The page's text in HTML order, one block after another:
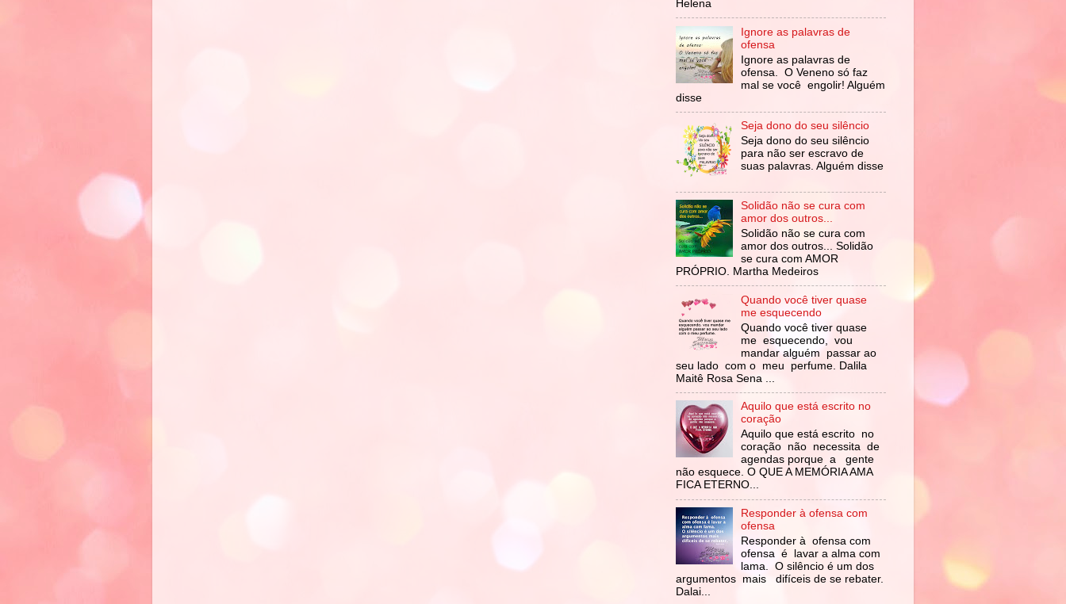
Helena
Ignore as palavras de
ofensa
Ignore as palavras de
ofensa. O Veneno só faz
mal se você engolir! Alguém
disse
Seja dono do seu silêncio
Seja dono do seu silêncio
para não ser escravo de
suas palavras. Alguém disse
Solidão não se cura com
amor dos outros...
Solidão não se cura com
amor dos outros... Solidão
se cura com AMOR
PRÓPRIO. Martha Medeiros
Quando você tiver quase
me esquecendo
Quando você tiver quase
me esquecendo, vou
mandar alguém passar ao
seu lado com o meu perfume. Dalila
Maitê Rosa Sena ...
Aquilo que está escrito no
coração
Aquilo que está escrito no
coração não necessita de
agendas porque a gente
não esquece. O QUE A MEMÓRIA AMA
FICA ETERNO...
Responder à ofensa com
ofensa
Responder à ofensa com
ofensa é lavar a alma com
lama. O silêncio é um dos
argumentos mais difíceis de se rebater.
Dalai...